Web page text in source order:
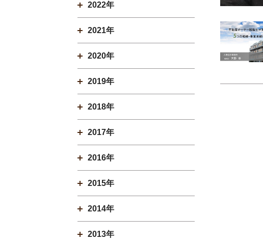
2022年
2021年
2020年
2019年
2018年
2017年
2016年
2015年
2014年
2013年